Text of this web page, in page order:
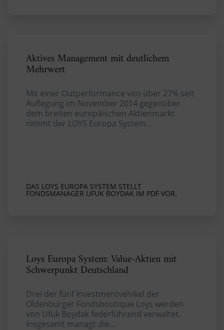
Aktives Management mit deutlichem
Mehrwert
Mit einer Outperformance von über 27% seit
Auflegung im November 2014 gegenüber
dem breiten europäischen Aktienmarkt
nimmt der LOYS Europa System...
DAS LOYS EUROPA SYSTEM STELLT
FONDSMANAGER UFUK BOYDAK IM PDF VOR.
Loys Europa System: Value-Aktien mit
Schwerpunkt Deutschland
Drei der fünf Investmentvehikel der
Oldenburger Fondsboutique Loys werden
von Ufuk Boydak federführend verwaltet.
Insgesamt managt die...